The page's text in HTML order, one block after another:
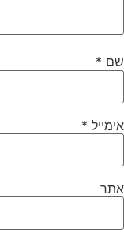
שם *
אימייל *
אתר